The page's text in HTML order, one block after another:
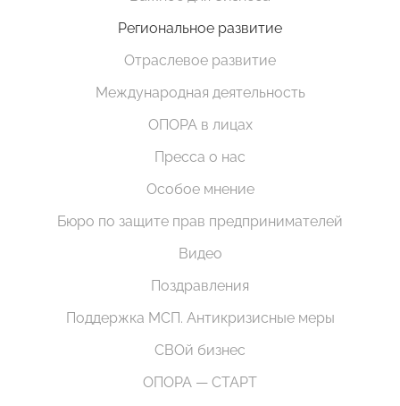
Региональное развитие
Отраслевое развитие
Международная деятельность
ОПОРА в лицах
Пресса о нас
Особое мнение
Бюро по защите прав предпринимателей
Видео
Поздравления
Поддержка МСП. Антикризисные меры
СВОй бизнес
ОПОРА — СТАРТ